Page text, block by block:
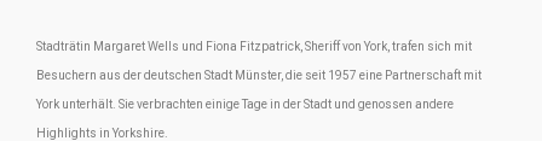
Stadträtin Margaret Wells und Fiona Fitzpatrick, Sheriff von York, trafen sich mit
Besuchern aus der deutschen Stadt Münster, die seit 1957 eine Partnerschaft mit
York unterhält. Sie verbrachten einige Tage in der Stadt und genossen andere
Highlights in Yorkshire.